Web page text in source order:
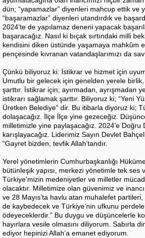
dün; “yapamazlar” diyenleri mahcup ettik ve
“başaramazlar” diyenleri utandırdık ve
2024’te de yapılamaz deneni yapacak
başaracağız. Nasıl ki bıçak sırtındaki milli
kendisini diken üstünde yaşamaya mahkûm
pençesinde kıvranan vatandaşlarımızı da
Çünkü biliyoruz ki: İstikrar ve hizmet için
Umutlu bir gelecek için genelden yerele
şarttır. İstikrar için; ayırmadan, ayrışmadan
istikrarı sağlamak şarttır. Biliyoruz ki; “Yeni
Üretken Belediye” dir. Bu itibarla diyoruz ki;
dolaşacağız. İlçe İlçe yine gezeceğiz.
milletimizle yine paylaşacağız. 2024’e Doğru
karışlayacağız. Liderimiz Sayın Devlet
“Gayret bizden, tevfik Allah’tandır.
Yerel yönetimlerin Cumhurbaşkanlığı
bütünleşik yapısı, merkezi yönetimle tek ses
Türkiye’mizin medeniyetler ve milletler
olacaktır. Milletimize olan güvenimiz ve
ve 28 Mayıs’ta havlu atan muhalefet
de kaybedecek ve Türkiye’nin ufkunu
ödeyeceklerdir.” Bu duygu ve düşüncelerle
hayırlara vesile olmasını diliyorum. Sabırla
ediyor hepinizi Allah’a emanet ediyorum.